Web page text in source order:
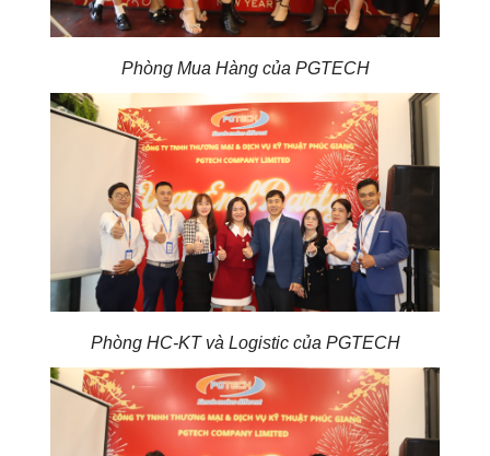
Đồng hồ nước dạng piston CIDONG Class B (ISO 4064)
Đồng hồ nước dạng piston là một trong số dòng sản phẩm
chủ lực của đồng hồ nước CIDONG tại Việt Nam. Với thiết
kế nhỏ gọn, độ chính xác Class B (ISO 4064), có thể lắp
đứng hoặc lắp ngang, đồng hồ nước dạng piston phù hợp
cho những căn hộ chung cư, căn hộ mini, khu dân cư đô
BMS qua cổng truyền thông RS485 hoặc Mbus.
Đồng hồ nước dạng piston đang trở thành xu hướng sử
dụng phổ biến và được PGTECH lắp đặt rất nhiều tại thị
trường Việt Nam bởi tính tiện lợi, giá thành tốt và vận hành
Phòng Mua Hàng của PGTECH
Phòng HC-KT và Logistic của PGTECH